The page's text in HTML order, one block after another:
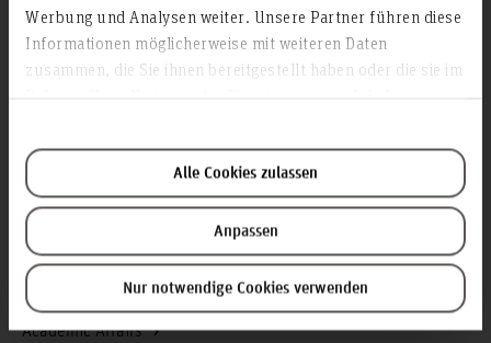
Werbung und Analysen weiter. Unsere Partner führen diese
Informationen möglicherweise mit weiteren Daten
zusammen, die Sie ihnen bereitgestellt haben oder die sie im
Alle Cookies zulassen
Anpassen
Nur notwendige Cookies verwenden
Info about the university
Search for persons
Career
Service & Organisation
Academic Affairs